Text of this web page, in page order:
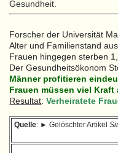
Gesundheit.
Forscher der Universität
Alter und Familienstand
Frauen hingegen sterben
Der Gesundheitsökonom
Männer profitieren
Frauen müssen viel
Resultat:Verheiratete
Quelle: ► Gelöschter Artikel